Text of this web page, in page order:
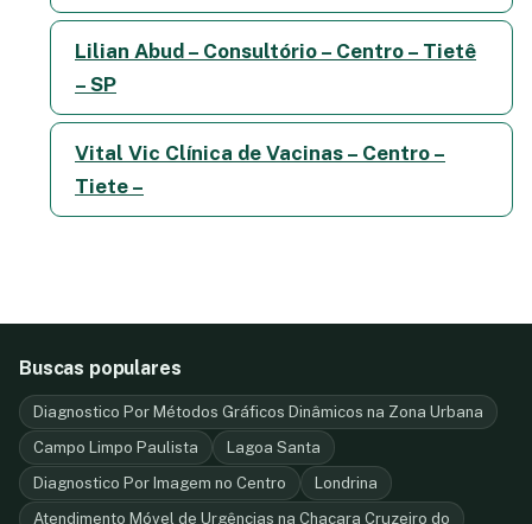
Lilian Abud – Consultório – Centro – Tietê
– SP
Vital Vic Clínica de Vacinas – Centro –
Tiete –
Buscas populares
Diagnostico Por Métodos Gráficos Dinâmicos na Zona Urbana
Campo Limpo Paulista
Lagoa Santa
Diagnostico Por Imagem no Centro
Londrina
Atendimento Móvel de Urgências na Chacara Cruzeiro do